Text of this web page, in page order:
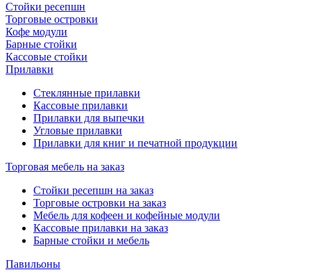
Стойки ресепшн
Торговые островки
Кофе модули
Барные стойки
Кассовые стойки
Прилавки
Стеклянные прилавки
Кассовые прилавки
Прилавки для выпечки
Угловые прилавки
Прилавки для книг и печатной продукции
Торговая мебель на заказ
Стойки ресепшн на заказ
Торговые островки на заказ
Мебель для кофеен и кофейные модули
Кассовые прилавки на заказ
Барные стойки и мебель
Павильоны